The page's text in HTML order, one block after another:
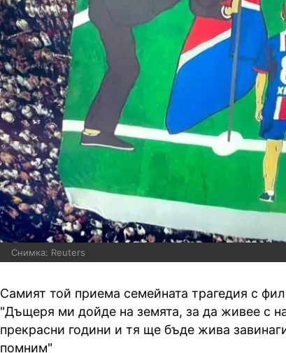
Снимка: Reuters
Самият той приема семейната трагедия с
"Дъщеря ми дойде на земята, за да живее с
прекрасни години и тя ще бъде жива
помним"